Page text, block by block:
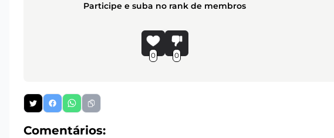
Participe e suba no rank de membros
0 0
Comentários: